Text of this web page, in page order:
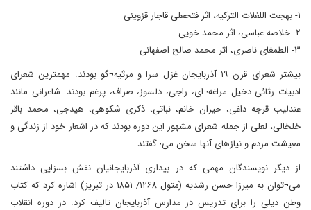
۱- بهجت اللغلات الترکیه، اثر فتحعلی قاجار قزوینی
۲- خلاصه عباسی، اثر محمد خویی
۳- الطمغای ناصری، اثر محمد صالح اصفهانی
بیشتر شعرای قرن ۱۹ آذربایجان غزل سرا و مرثیه¬گو بودند. مهمترین شعرای
ادبیات رثائی دخیل مراغه¬ای، راجی، دلسوز، صراف، پرغم بودند. شاعرانی مانند
عندلیب قرجه داغی، حیران خانم، نباتی، ذکری شکوهی، هیدجی، محمد باقر
خلخالی، لعلی از جمله شعرای مشهور این دوره بودند که در اشعار خود از زندگی و
معیشت مردم و نیازهای آنها سخن می¬گفتند.
از دیگر نویسندگان مهمی که در بیداری آذربایجانیان نقش بسزایی داشتند
می¬توان به میرزا حسن رشدیه (متول ۱۲۶۸/ ۱۸۵۱ در تبریز) اشاره کرد که کتاب
وطن دیلی را برای تدریس در مدارس آذربایجان تالیف کرد. در دوره انقلاب